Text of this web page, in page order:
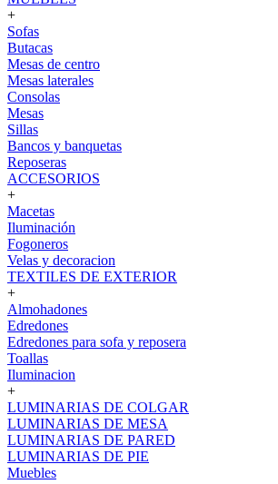
+
Sofas
Butacas
Mesas de centro
Mesas laterales
Consolas
Mesas
Sillas
Bancos y banquetas
Reposeras
ACCESORIOS
+
Macetas
Iluminación
Fogoneros
Velas y decoracion
TEXTILES DE EXTERIOR
+
Almohadones
Edredones
Edredones para sofa y reposera
Toallas
Iluminacion
+
LUMINARIAS DE COLGAR
LUMINARIAS DE MESA
LUMINARIAS DE PARED
LUMINARIAS DE PIE
Muebles